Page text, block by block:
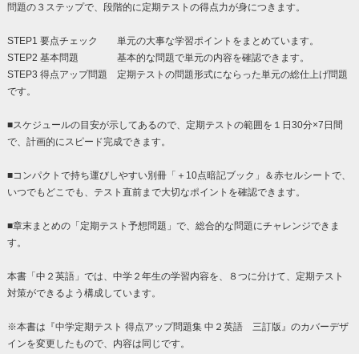
問題の３ステップで、段階的に定期テストの得点力が身につきます。
STEP1 要点チェック 単元の大事な学習ポイントをまとめています。
STEP2 基本問題 基本的な問題で単元の内容を確認できます。
STEP3 得点アップ問題 定期テストの問題形式にならった単元の総仕上げ問題
です。
■スケジュールの目安が示してあるので、定期テストの範囲を１日30分×7日間
で、計画的にスピード完成できます。
■コンパクトで持ち運びしやすい別冊「＋10点暗記ブック」＆赤セルシートで、
いつでもどこでも、テスト直前まで大切なポイントを確認できます。
■章末まとめの「定期テスト予想問題」で、総合的な問題にチャレンジできま
す。
本書「中２英語」では、中学２年生の学習内容を、８つに分けて、定期テスト
対策ができるよう構成しています。
※本書は『中学定期テスト 得点アップ問題集 中２英語 三訂版』のカバーデザ
インを変更したもので、内容は同じです。